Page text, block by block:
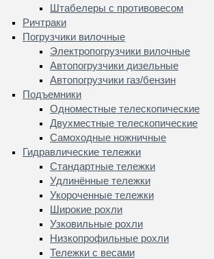
Штабелеры с противовесом
Ричтраки
Погрузчики вилочные
Электропогрузчики вилочные
Автопогрузчики дизельные
Автопогрузчики газ/бензин
Подъемники
Одноместные телескопические
Двухместные телескопические
Самоходные ножничные
Гидравлические тележки
Стандартные тележки
Удлинённые тележки
Укороченные тележки
Широкие рохли
Узковильные рохли
Низкопрофильные рохли
Тележки с весами